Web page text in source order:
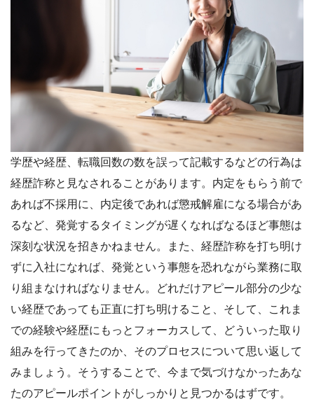
学歴や経歴、転職回数の数を誤って記載するなどの行為は
経歴詐称と見なされることがあります。内定をもらう前で
あれば不採用に、内定後であれば懲戒解雇になる場合があ
るなど、発覚するタイミングが遅くなればなるほど事態は
深刻な状況を招きかねません。また、経歴詐称を打ち明け
ずに入社になれば、発覚という事態を恐れながら業務に取
り組まなければなりません。どれだけアピール部分の少な
い経歴であっても正直に打ち明けること、そして、これま
での経験や経歴にもっとフォーカスして、どういった取り
組みを行ってきたのか、そのプロセスについて思い返して
みましょう。そうすることで、今まで気づけなかったあな
たのアピールポイントがしっかりと見つかるはずです。